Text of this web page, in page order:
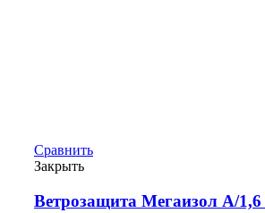
Сравнить
Закрыть
Ветрозащита Мегаизол А/